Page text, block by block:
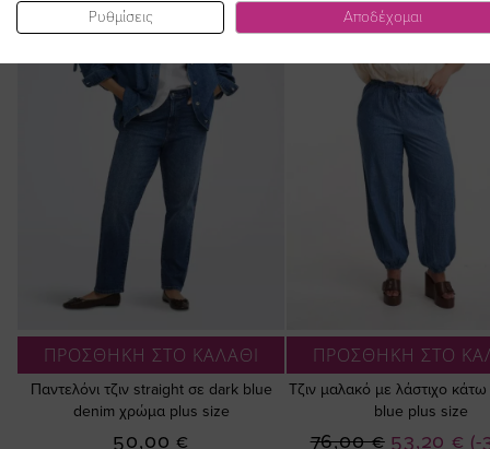
ΠΡΟΣΘΗΚΗ ΣΤΟ ΚΑΛΑΘΙ
Παντελόνι τζιν straight σε dark blue
denim χρώμα plus size
50,00 €
ΠΡΟΣΘΗΚΗ ΣΤΟ
Τζιν μαλακό με λάστιχο
blue plus size
(-
Ειδική
53,20 €
76,00 €
Ρυθμίσεις Αποδέχομαι